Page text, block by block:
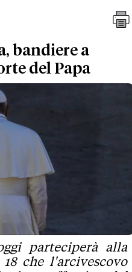
bandiere a
del Papa
parteciperà alla
che l'arcivescovo